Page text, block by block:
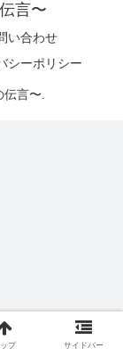
言〜
い合わせ
シーポリシー
言〜.
ップ サイドバー